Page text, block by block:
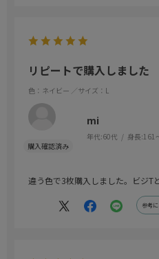
リピートで購入しました
色：ネイビー ／サイズ：L
mi
年代:60代 身長:161
違う色で3枚購入しました。ビジT
参考